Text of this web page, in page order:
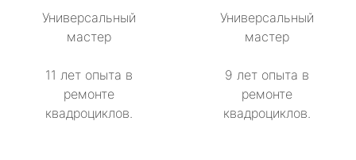
Универсальный
мастер
11 лет опыта в
ремонте
квадроциклов.
Универсальный
мастер
9 лет опыта в
ремонте
квадроциклов.